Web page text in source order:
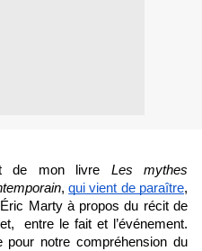
de mon livre Les mythes
, qui vient de paraître,
Marty à propos du récit de
entre le fait et l’événement.
pour notre compréhension du